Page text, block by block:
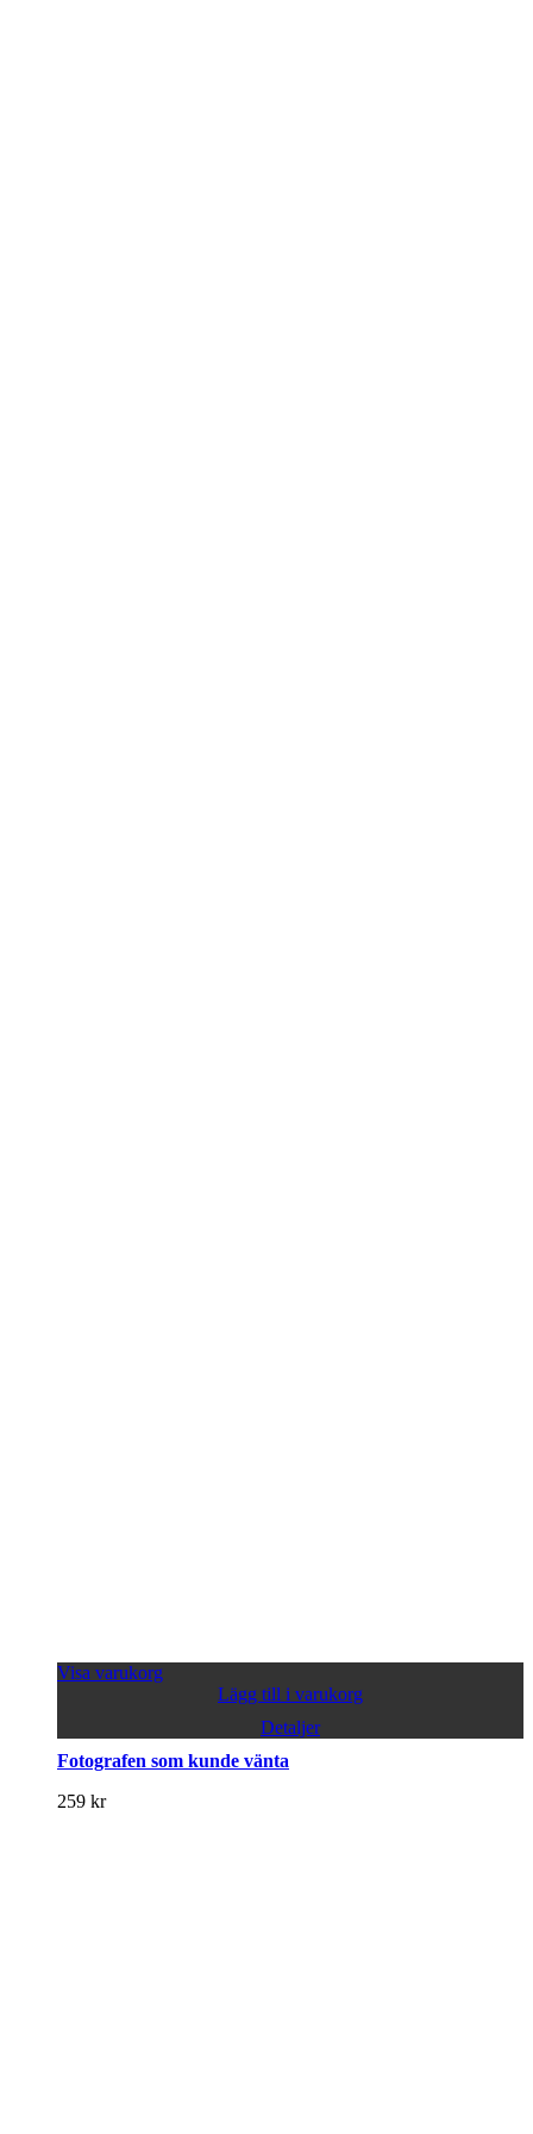
Visa varukorg
Lägg till i varukorg
Detaljer
Fotografen som kunde vänta
259 kr